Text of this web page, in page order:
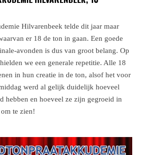
Hilvarenbeek telde dit jaar maar
er 18 de ton in gaan. Een goede
avonden is dus van groot belang. Op
we een generale repetitie. Alle 18
in hun creatie in de ton, alsof het voor
werd al gelijk duidelijk hoeveel
hebben en hoeveel ze zijn gegroeid in
te zien!